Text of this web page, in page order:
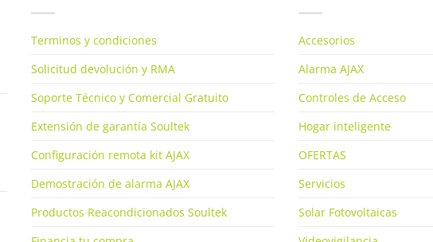
Terminos y condiciones
Solicitud devolución y RMA
Soporte Técnico y Comercial Gratuito
Extensión de garantía Soultek
Configuración remota kit AJAX
Demostración de alarma AJAX
Productos Reacondicionados Soultek
Accesorios
Alarma AJAX
Controles de Acceso
Hogar inteligente
OFERTAS
Servicios
Solar Fotovoltaicas